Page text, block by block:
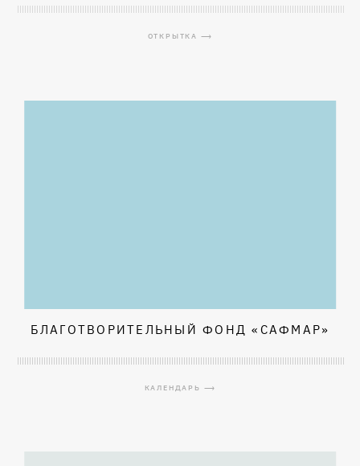
ОТКРЫТКА ⟶
БЛАГОТВОРИТЕЛЬНЫЙ ФОНД «САФМАР»
КАЛЕНДАРЬ ⟶